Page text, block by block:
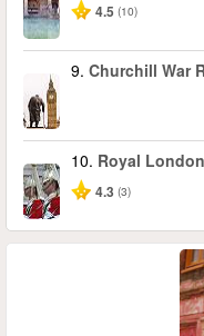
4.5 (10)
9. Churchill War
10. Royal
4.3 (3)